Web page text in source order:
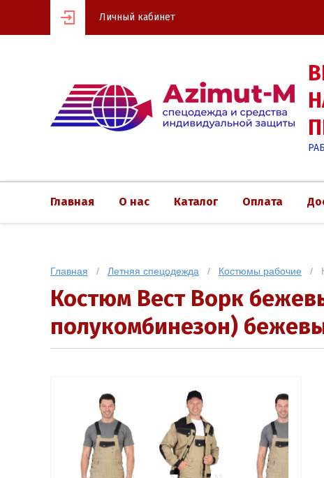
Личный кабинет
Главная О нас Каталог Оплата
Главная
   /
Летняя спецодежда
   /
Костюмы рабочие
/
Костюм Вест Ворк
полукомбинезон)